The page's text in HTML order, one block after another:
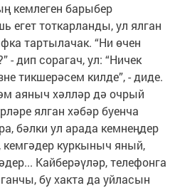
кемлеген барыбер
егет тоткарланды, ул ялган
тартылачак. “Ни өчен
дип сорагач, ул: “Ничек
тикшерәсем килде”, - диде.
аяныч хәлләр дә очрый
ялган хәбәр буенча
бәлки ул арада кемнеңдер
кемгәдер куркыныч яный,
Кайберәүләр, телефонга
бу хакта да уйласын